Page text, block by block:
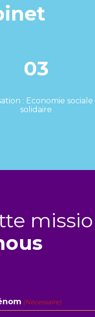
03
: Economie
solidaire
(Nécessaire)